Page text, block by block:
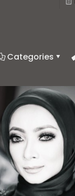
Categories